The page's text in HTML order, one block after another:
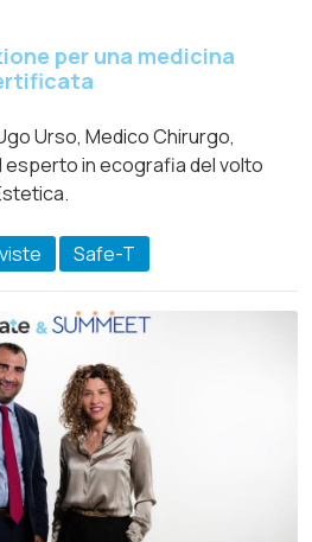
per una medicina
Urso, Medico Chirurgo,
esperto in ecografia del volto
Safe-T